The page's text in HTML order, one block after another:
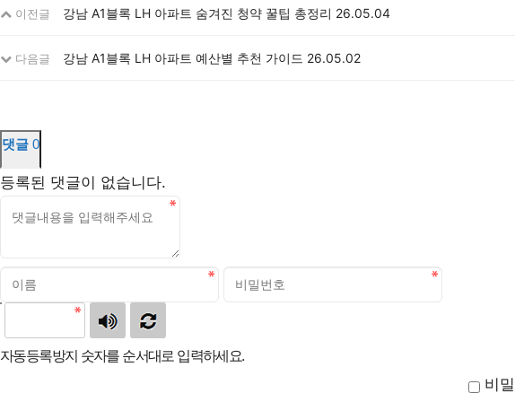
이전글 강남 A1블록 LH 아파트 숨겨진 청약 꿀팁 총정리 26.05.04
다음글 강남 A1블록 LH 아파트 예산별 추천 가이드 26.05.02
댓글 0
등록된 댓글이 없습니다.
자동등록방지 숫자를 순서대로 입력하세요.
비